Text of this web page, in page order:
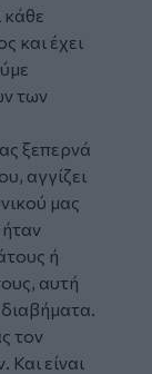
κάθε
και έχει
των
ξεπερνά
αγγίζει
μας
ή
αυτή
τον
είναι